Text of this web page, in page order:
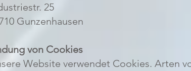
25
Gunzenhausen
von Cookies
Website verwendet Cookies. Arten